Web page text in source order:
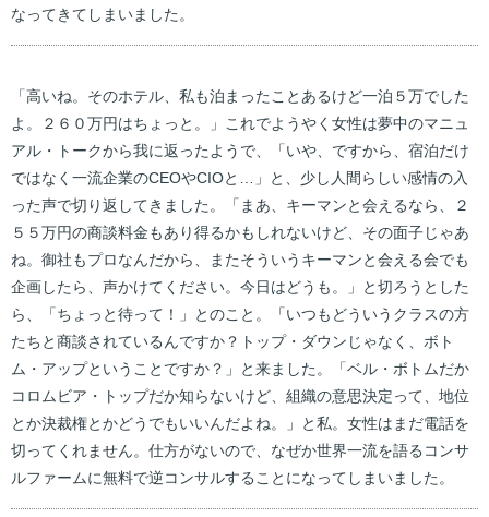
なってきてしまいました。
「高いね。そのホテル、私も泊まったことあるけど一泊５万でした
よ。２６０万円はちょっと。」これでようやく女性は夢中のマニュ
アル・トークから我に返ったようで、「いや、ですから、宿泊だけ
ではなく一流企業のCEOやCIOと…」と、少し人間らしい感情の入
った声で切り返してきました。「まあ、キーマンと会えるなら、２
５５万円の商談料金もあり得るかもしれないけど、その面子じゃあ
ね。御社もプロなんだから、またそういうキーマンと会える会でも
企画したら、声かけてください。今日はどうも。」と切ろうとした
ら、「ちょっと待って！」とのこと。「いつもどういうクラスの方
たちと商談されているんですか？トップ・ダウンじゃなく、ボト
ム・アップということですか？」と来ました。「ベル・ボトムだか
コロムビア・トップだか知らないけど、組織の意思決定って、地位
とか決裁権とかどうでもいいんだよね。」と私。女性はまだ電話を
切ってくれません。仕方がないので、なぜか世界一流を語るコンサ
ルファームに無料で逆コンサルすることになってしまいました。